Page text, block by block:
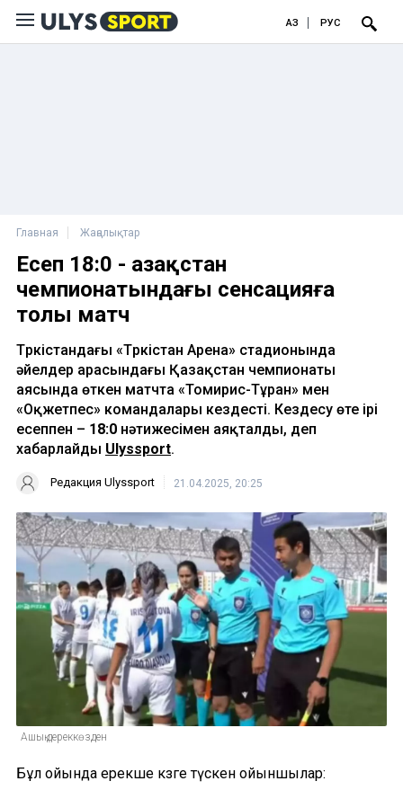
ҚАЗ РУС
Главная Жаңалықтар
Есеп 18:0 - Қазақстан
чемпионатындағы сенсацияға
толы матч
Түркістандағы «Түркістан Арена» стадионында
әйелдер арасындағы Қазақстан чемпионаты
аясында өткен матчта «Томирис-Тұран» мен
«Оқжетпес» командалары кездесті. Кездесу өте ірі
есеппен – 18:0 нәтижесімен аяқталды, деп
хабарлайды Ulyssport.
Редакция Ulyssport 21.04.2025, 20:25
Ашық дереккөзден
Бұл ойында ерекше көзге түскен ойыншылар: